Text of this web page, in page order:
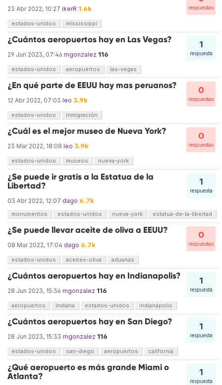
respuestas
23 Abr 2022, 10:27 ikerR 1.6k
estados-unidos mississippi
1
respuesta
¿Cuántos aeropuertos hay en Las Vegas?
29 Jun 2023, 07:46 mgonzalez 116
estados-unidos aeropuertos las-vegas
0
respuestas
¿En qué parte de EEUU hay mas peruanos?
12 Abr 2022, 07:03 leo 3.9k
estados-unidos inmigración
0
respuestas
¿Cuál es el mejor museo de Nueva York?
23 Mar 2022, 18:08 leo 3.9k
estados-unidos museos nueva-york
1
respuesta
¿Se puede ir gratis a la Estatua de la
Libertad?
03 Abr 2022, 12:07 dago 6.7k
monumentos estados-unidos nueva-york estatua-de-la-libertad
0
respuestas
¿Se puede llevar aceite de oliva a EEUU?
08 Mar 2022, 17:04 dago 6.7k
estados-unidos aceites-oliva aduanas
1
respuesta
¿Cuántos aeropuertos hay en Indianapolis?
28 Jun 2023, 15:36 mgonzalez 116
aeropuertos indiana estados-unidos indianápolis
1
respuesta
¿Cuántos aeropuertos hay en San Diego?
28 Jun 2023, 15:33 mgonzalez 116
estados-unidos san-diego aeropuertos california
1
respuesta
¿Qué aeropuerto es más grande Miami o
Atlanta?